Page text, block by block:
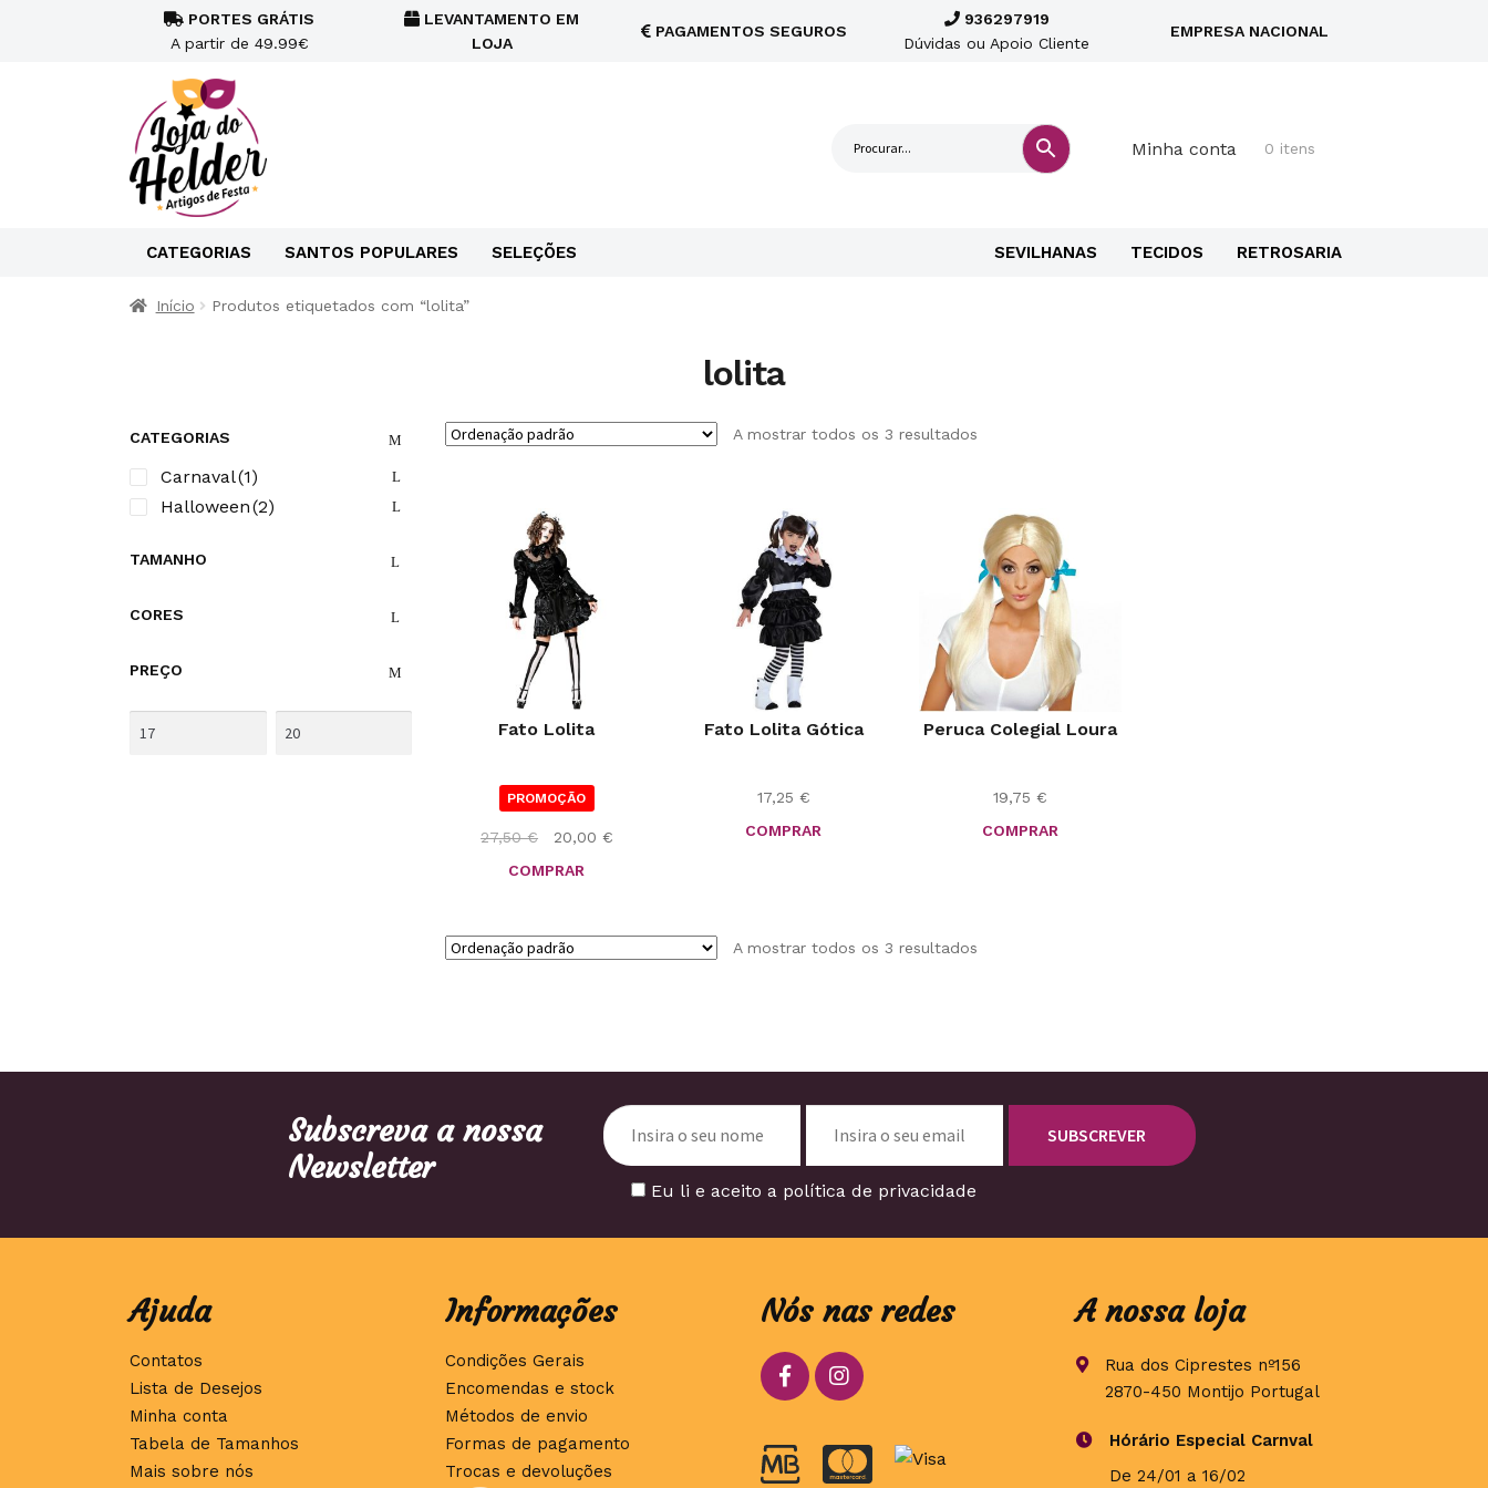
PORTES GRÁTIS
A partir de 49.99€
LEVANTAMENTO EM
LOJA
PAGAMENTOS SEGUROS
936297919
Dúvidas ou Apoio Cliente
EMPRESA NACIONAL
Minha conta 0 itens
CATEGORIAS SANTOS POPULARES SELEÇÕES SEVILHANAS TECIDOS RETROSARIA
Início Produtos etiquetados com “lolita”
lolita
CATEGORIAS
Carnaval(1)
Halloween(2)
TAMANHO
CORES
PREÇO
A mostrar todos os 3 resultados
Fato Lolita
PROMOÇÃO
27,50€
27,50 €.
20,00 €O
20,00 €.
COMPRAR
Fato Lolita Gótica
17,25 €
COMPRAR
Peruca Colegial Loura
19,75 €
COMPRAR
A mostrar todos os 3 resultados
Subscreva a nossa
Newsletter
Eu li e aceito a política de privacidade
Ajuda
Contatos
Lista de Desejos
Minha conta
Tabela de Tamanhos
Mais sobre nós
Informações
Condições Gerais
Encomendas e stock
Métodos de envio
Formas de pagamento
Trocas e devoluções
Nós nas redes A nossa loja
Rua dos Ciprestes nº156
2870-450 Montijo Portugal
Hórário Especial Carnval
De 24/01 a 16/02